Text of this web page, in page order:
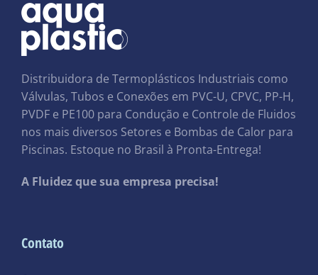
Distribuidora de Termoplásticos Industriais como
Válvulas, Tubos e Conexões em PVC-U, CPVC, PP-H,
PVDF e PE100 para Condução e Controle de Fluidos
nos mais diversos Setores e Bombas de Calor para
Piscinas. Estoque no Brasil à Pronta-Entrega!
A Fluidez que sua empresa precisa!
Contato